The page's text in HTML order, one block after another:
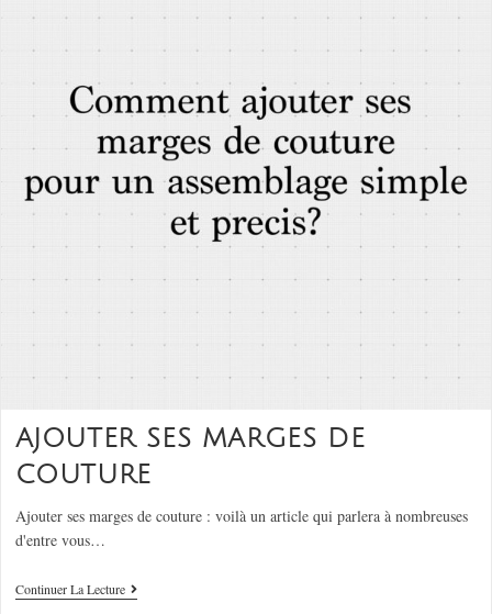
AJOUTER SES MARGES DE
COUTURE
Ajouter ses marges de couture : voilà un article qui parlera à nombreuses
d'entre vous…
Continuer La Lecture